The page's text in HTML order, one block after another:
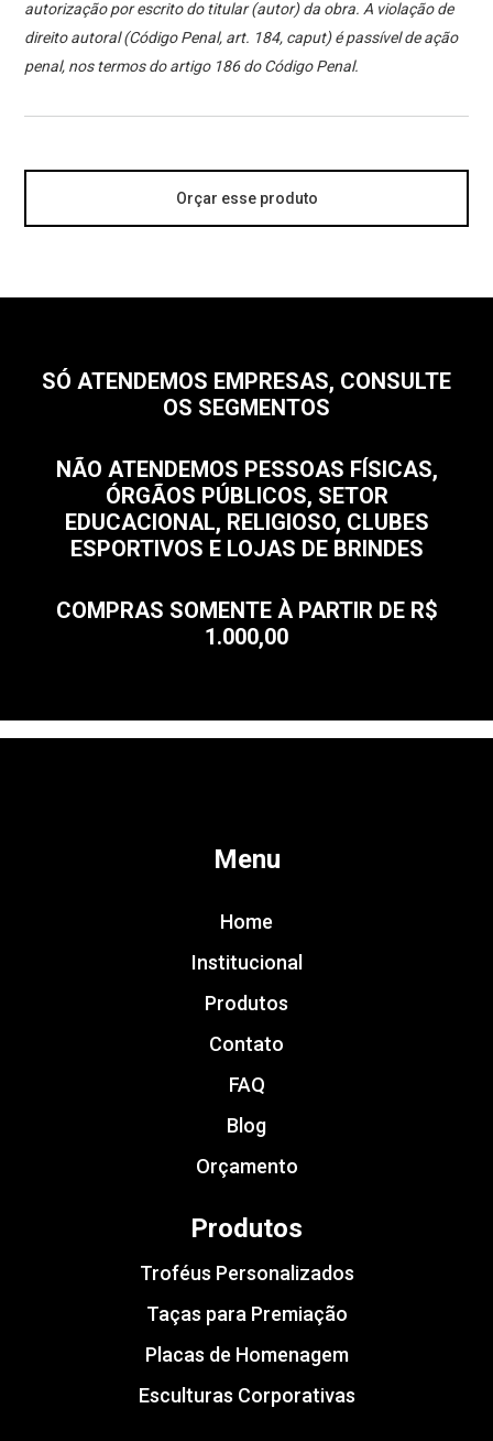
autorização por escrito do titular (autor) da obra. A violação de
direito autoral (Código Penal, art. 184, caput) é passível de ação
penal, nos termos do artigo 186 do Código Penal.
Orçar esse produto
SÓ ATENDEMOS EMPRESAS, CONSULTE
OS SEGMENTOS
NÃO ATENDEMOS PESSOAS FÍSICAS,
ÓRGÃOS PÚBLICOS, SETOR
EDUCACIONAL, RELIGIOSO, CLUBES
ESPORTIVOS E LOJAS DE BRINDES
COMPRAS SOMENTE À PARTIR DE R$
1.000,00
Menu
Home
Institucional
Produtos
Contato
FAQ
Blog
Orçamento
Produtos
Troféus Personalizados
Taças para Premiação
Placas de Homenagem
Esculturas Corporativas